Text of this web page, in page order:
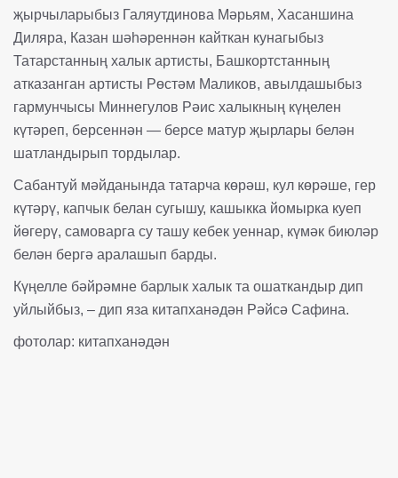
җырчыларыбыз Галяутдинова Мәрьям, Хасаншина
Диляра, Казан шәһәреннән кайткан кунагыбыз
Татарстанның халык артисты, Башкортстанның
атказанган артисты Рөстәм Маликов, авылдашыбыз
гармунчысы Миннегулов Рәис халыкның күңелен
күтәреп, берсеннән — берсе матур җырлары белән
шатландырып тордылар.
Сабантуй мәйданында татарча көрәш, кул көрәше, гер
күтәрү, капчык белан сугышу, кашыкка йомырка куеп
йөгерү, самоварга су ташу кебек уеннар, күмәк биюләр
белән бергә аралашып барды.
Күңелле бәйрәмне барлык халык та ошаткандыр дип
уйлыйбыз, – дип яза китапханәдән Рәйсә Сафина.
фотолар: китапханәдән